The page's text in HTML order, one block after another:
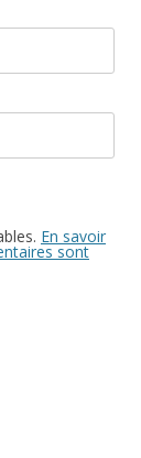
En savoir
sont